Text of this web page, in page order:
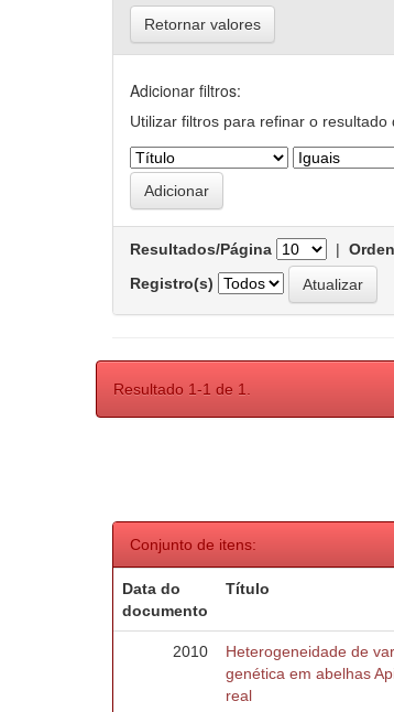
Retornar valores
Adicionar filtros:
Utilizar filtros para refinar o resultado
Resultados/Página |
Registro(s)
Resultado 1-1 de 1.
Conjunto de itens:
Data do
documento
Título
2010
Heterogeneidade de
genética em abelhas
real